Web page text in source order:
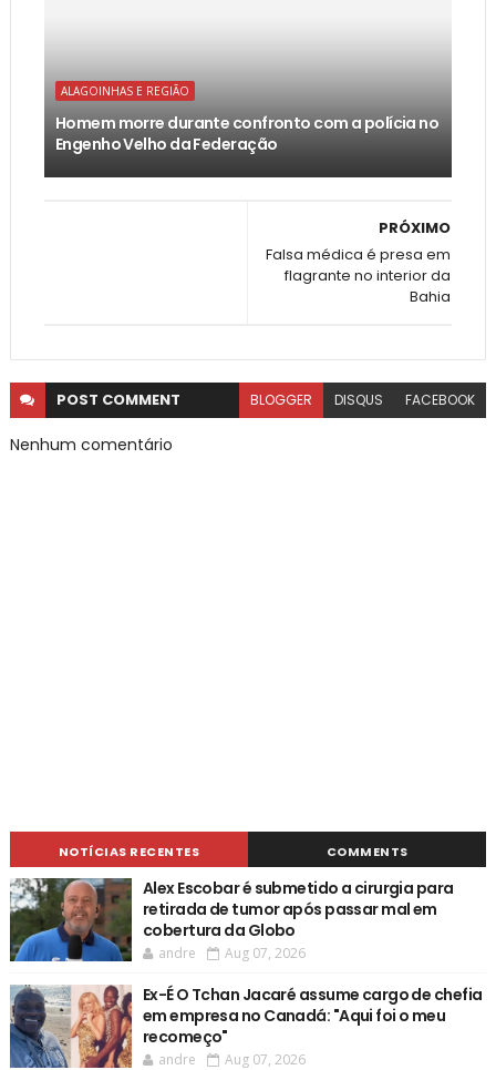
ALAGOINHAS E REGIÃO
Homem morre durante confronto com a polícia no
Engenho Velho da Federação
PRÓXIMO
Falsa médica é presa em
flagrante no interior da
Bahia
POST COMMENT BLOGGER DISQUS FACEBOOK
Nenhum comentário
NOTÍCIAS RECENTES COMMENTS
Alex Escobar é submetido a cirurgia para
retirada de tumor após passar mal em
cobertura da Globo
andre Aug 07, 2026
Ex-É O Tchan Jacaré assume cargo de chefia
em empresa no Canadá: "Aqui foi o meu
recomeço"
andre Aug 07, 2026